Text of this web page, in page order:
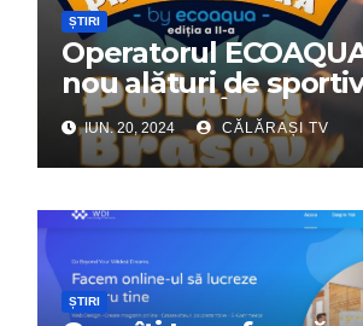
ȘTIRI
Operatorul
nou alături de
călărășeni. Începe
Tabără”!
IUN. 20, 2024 CĂLĂRAȘI TV
ȘTIRI